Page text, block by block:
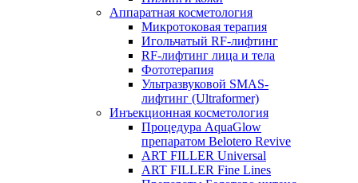
Аппаратная косметология
Микротоковая терапия
Игольчатый RF-лифтинг
RF-лифтинг лица и тела
Фототерапия
Ультразвуковой SMAS-
лифтинг (Ultraformer)
Инъекционная косметология
Процедура AquaGlow
препаратом Belotero Revive
ART FILLER Universal
ART FILLER Fine Lines